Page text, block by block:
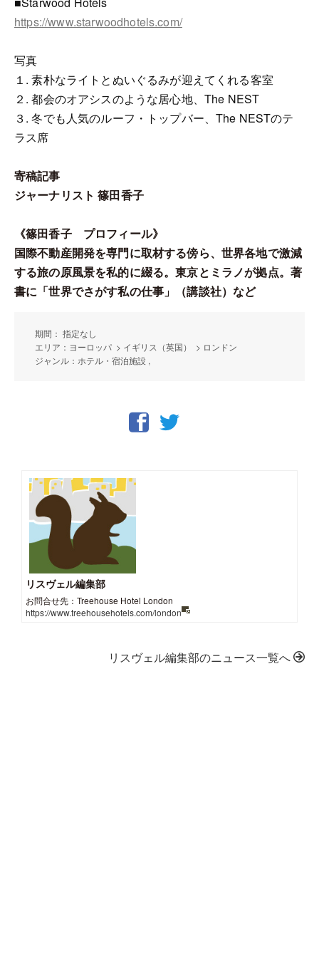
https://www.starwoodhotels.com/
写真
１. 素朴なライトとぬいぐるみが迎えてくれる客室
２. 都会のオアシスのような居心地、The NEST
３. 冬でも人気のルーフ・トップバー、The NESTのテ
ラス席
寄稿記事
ジャーナリスト 篠田香子
《篠田香子 プロフィール》
国際不動産開発を専門に取材する傍ら、世界各地で激減
する旅の原風景を私的に綴る。東京とミラノが拠点。著
書に「世界でさがす私の仕事」（講談社）など
期間： 指定なし
エリア：ヨーロッパ > イギリス（英国） > ロンドン
ジャンル：ホテル・宿泊施設 ,
リスヴェル編集部
お問合せ先：Treehouse Hotel London
https://www.treehousehotels.com/london
リスヴェル編集部のニュース一覧へ